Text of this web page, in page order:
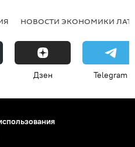
НОВОСТИ ЭКОНОМИКИ
Дзен Telegram